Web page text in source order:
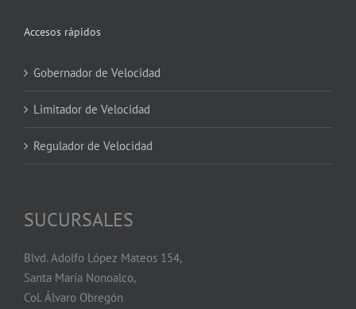
Accesos rápidos
Gobernador de Velocidad
Limitador de Velocidad
Regulador de Velocidad
SUCURSALES
Blvd. Adolfo López Mateos 154,
Santa María Nonoalco,
Col. Álvaro Obregón